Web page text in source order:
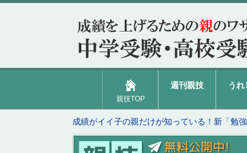
親技TOP
週刊親技 う
成績がイイ子の親だけが知っている！新「勉強